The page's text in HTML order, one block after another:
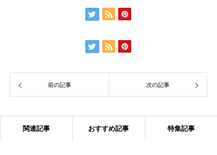
前の記事 次の記事
関連記事 おすすめ記事 特集記事